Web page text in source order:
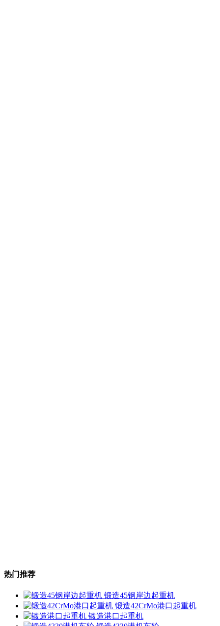
热门推荐
锻造45钢岸边起重机
锻造42CrMo港口起重机
锻造港口起重机